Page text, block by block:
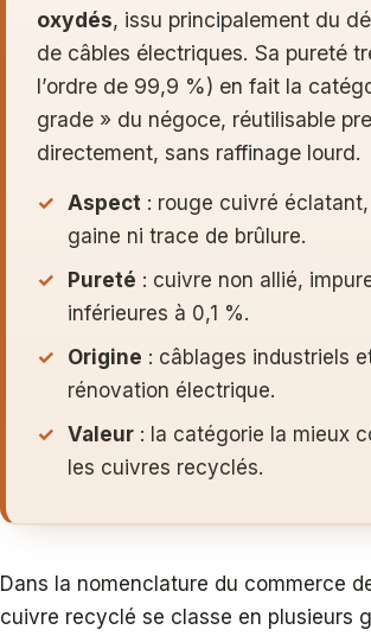
oxydés, issu principalement du
de câbles électriques. Sa pureté
l’ordre de 99,9 %) en fait la
grade » du négoce, réutilisable
directement, sans raffinage lourd.
Aspect : rouge cuivré
gaine ni trace de brûlure.
Pureté : cuivre non allié,
inférieures à 0,1 %.
Origine : câblages industriels
rénovation électrique.
Valeur : la catégorie la mieux
les cuivres recyclés.
Dans la nomenclature du commerce
cuivre recyclé se classe en plusieurs